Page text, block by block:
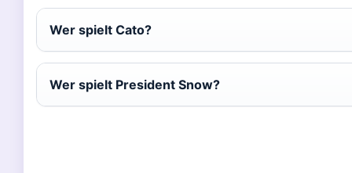
Wer spielt Cato?
Wer spielt President Snow?